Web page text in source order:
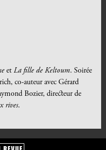
et La fille de Keltoum. Soirée
co-auteur avec Gérard
Bozier, directeur de
rives.